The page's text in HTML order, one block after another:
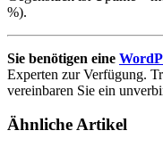
%).
Sie benötigen eine
Experten zur Verfügung.
vereinbaren Sie ein
Ähnliche Artikel